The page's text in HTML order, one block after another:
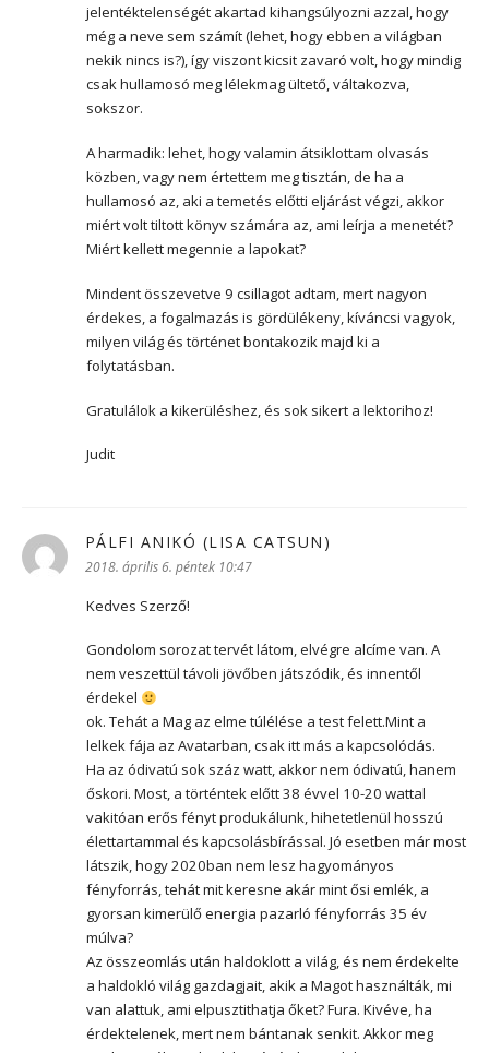
jelentéktelenségét akartad kihangsúlyozni azzal, hogy
még a neve sem számít (lehet, hogy ebben a világban
nekik nincs is?), így viszont kicsit zavaró volt, hogy mindig
csak hullamosó meg lélekmag ültető, váltakozva,
sokszor.
A harmadik: lehet, hogy valamin átsiklottam olvasás
közben, vagy nem értettem meg tisztán, de ha a
hullamosó az, aki a temetés előtti eljárást végzi, akkor
miért volt tiltott könyv számára az, ami leírja a menetét?
Miért kellett megennie a lapokat?
Mindent összevetve 9 csillagot adtam, mert nagyon
érdekes, a fogalmazás is gördülékeny, kíváncsi vagyok,
milyen világ és történet bontakozik majd ki a
folytatásban.
Gratulálok a kikerüléshez, és sok sikert a lektorihoz!
Judit
PÁLFI ANIKÓ (LISA CATSUN)
2018. április 6. péntek 10:47
Kedves Szerző!
Gondolom sorozat tervét látom, elvégre alcíme van. A
nem veszettül távoli jövőben játszódik, és innentől
érdekel
ok. Tehát a Mag az elme túlélése a test felett.Mint a
lelkek fája az Avatarban, csak itt más a kapcsolódás.
Ha az ódivatú sok száz watt, akkor nem ódivatú, hanem
őskori. Most, a történtek előtt 38 évvel 10-20 wattal
vakitóan erős fényt produkálunk, hihetetlenül hosszú
élettartammal és kapcsolásbírással. Jó esetben már most
látszik, hogy 2020ban nem lesz hagyományos
fényforrás, tehát mit keresne akár mint ősi emlék, a
gyorsan kimerülő energia pazarló fényforrás 35 év
múlva?
Az összeomlás után haldoklott a világ, és nem érdekelte
a haldokló világ gazdagjait, akik a Magot használták, mi
van alattuk, ami elpusztithatja őket? Fura. Kivéve, ha
érdektelenek, mert nem bántanak senkit. Akkor meg